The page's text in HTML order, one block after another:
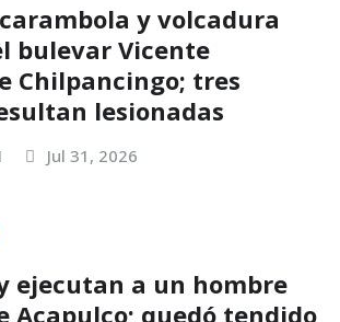
y volcadura
bulevar Vicente
Chilpancingo; tres
lesionadas
Jul 31, 2026
ejecutan a un hombre
Acapulco; quedó tendido